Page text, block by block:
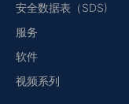
安全数据表（SDS)
服务
软件
视频系列